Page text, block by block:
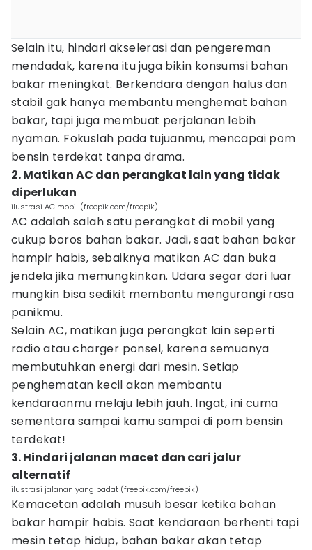
Selain itu, hindari akselerasi dan pengereman
mendadak, karena itu juga bikin konsumsi bahan
bakar meningkat. Berkendara dengan halus dan
stabil gak hanya membantu menghemat bahan
bakar, tapi juga membuat perjalanan lebih
nyaman. Fokuslah pada tujuanmu, mencapai pom
bensin terdekat tanpa drama.
2. Matikan AC dan perangkat lain yang tidak
diperlukan
ilustrasi AC mobil (freepik.com/freepik)
AC adalah salah satu perangkat di mobil yang
cukup boros bahan bakar. Jadi, saat bahan bakar
hampir habis, sebaiknya matikan AC dan buka
jendela jika memungkinkan. Udara segar dari luar
mungkin bisa sedikit membantu mengurangi rasa
panikmu.
Selain AC, matikan juga perangkat lain seperti
radio atau charger ponsel, karena semuanya
membutuhkan energi dari mesin. Setiap
penghematan kecil akan membantu
kendaraanmu melaju lebih jauh. Ingat, ini cuma
sementara sampai kamu sampai di pom bensin
terdekat!
3. Hindari jalanan macet dan cari jalur
alternatif
ilustrasi jalanan yang padat (freepik.com/freepik)
Kemacetan adalah musuh besar ketika bahan
bakar hampir habis. Saat kendaraan berhenti tapi
mesin tetap hidup, bahan bakar akan tetap